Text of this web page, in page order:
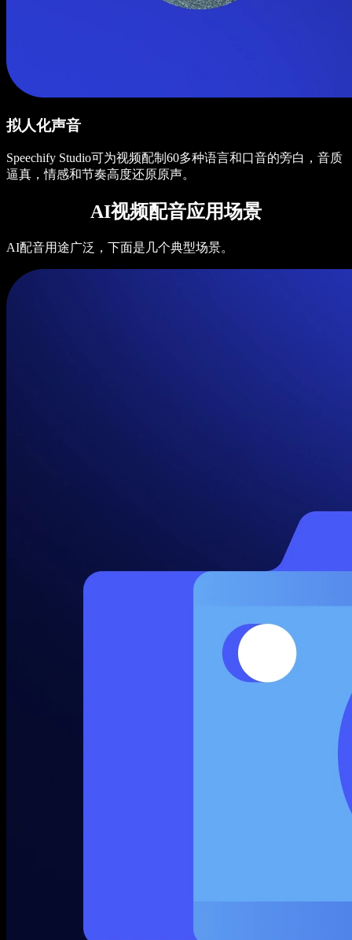
拟人化声音
Speechify Studio可为视频配制60多种语言和口音的旁白，音质
逼真，情感和节奏高度还原原声。
AI视频配音应用场景
AI配音用途广泛，下面是几个典型场景。